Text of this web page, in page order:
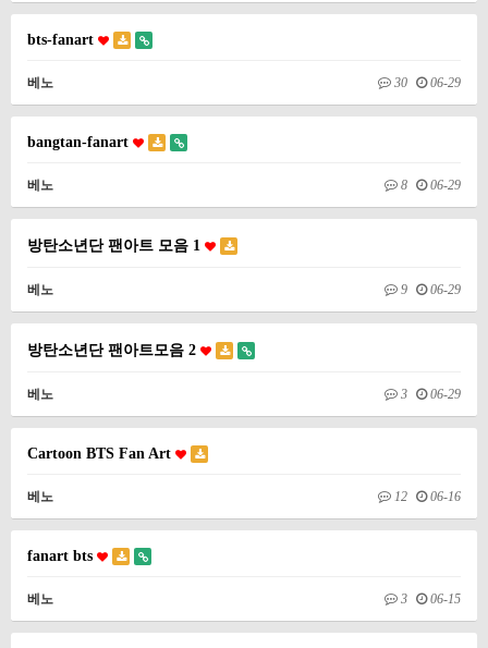
bts-fanart
베노 30 06-29
bangtan-fanart
베노 8 06-29
방탄소년단 팬아트 모음 1
베노 9 06-29
방탄소년단 팬아트모음 2
베노 3 06-29
Cartoon BTS Fan Art
베노 12 06-16
fanart bts
베노 3 06-15